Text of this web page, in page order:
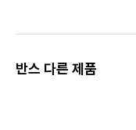
반스 다른 제품